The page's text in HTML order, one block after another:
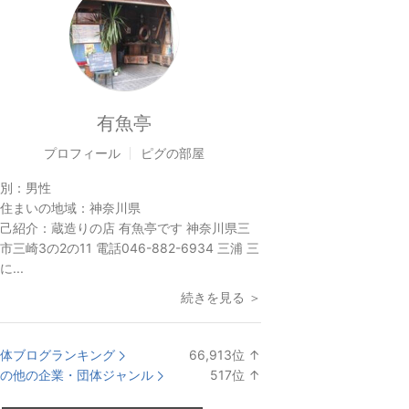
有魚亭
プロフィール ピグの部屋
： 男性
まいの地域： 神奈川県
紹介： 蔵造りの店 有魚亭です 神奈川県三
三崎3の2の11 電話046-882-6934 三浦 三
...
続きを見る ＞
ブログランキング 66,913位 ↑
他の企業・団体ジャンル 517位 ↑